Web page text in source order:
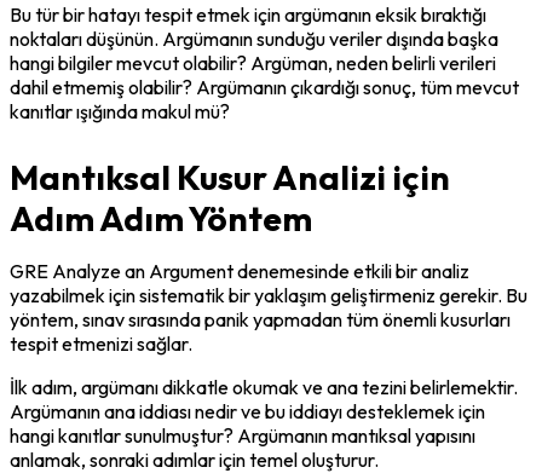
Bu tür bir hatayı tespit etmek için argümanın eksik bıraktığı
noktaları düşünün. Argümanın sunduğu veriler dışında başka
hangi bilgiler mevcut olabilir? Argüman, neden belirli verileri
dahil etmemiş olabilir? Argümanın çıkardığı sonuç, tüm mevcut
kanıtlar ışığında makul mü?
Mantıksal Kusur Analizi için
Adım Adım Yöntem
GRE Analyze an Argument denemesinde etkili bir analiz
yazabilmek için sistematik bir yaklaşım geliştirmeniz gerekir. Bu
yöntem, sınav sırasında panik yapmadan tüm önemli kusurları
tespit etmenizi sağlar.
İlk adım, argümanı dikkatle okumak ve ana tezini belirlemektir.
Argümanın ana iddiası nedir ve bu iddiayı desteklemek için
hangi kanıtlar sunulmuştur? Argümanın mantıksal yapısını
anlamak, sonraki adımlar için temel oluşturur.